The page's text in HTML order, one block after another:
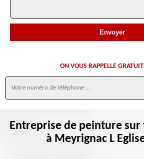
ON VOUS RAPPELLE
Entreprise de peinture
à Meyrignac L